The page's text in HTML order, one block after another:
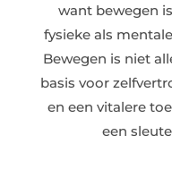
want bewegen
fysieke als
Bewegen is niet
basis voor
en een vitalere
een